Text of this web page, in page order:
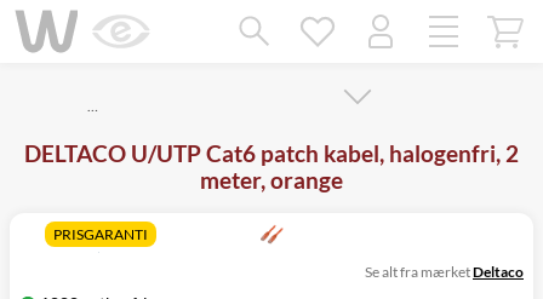
…
DELTACO U/UTP Cat6 patch kabel, halogenfri, 2
meter, orange
PRISGARANTI
Se alt fra mærketDeltaco
Mangler chatten?
Ret samtykke!